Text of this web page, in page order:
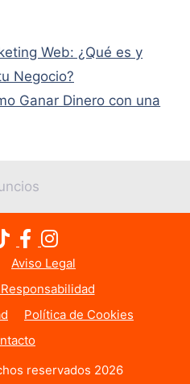
Web: ¿Qué es y
Negocio?
Ganar Dinero con una
Aviso Legal
Política de Cookies
reservados 2026
tu experiencia en nuestro
sitio, aceptas el uso que